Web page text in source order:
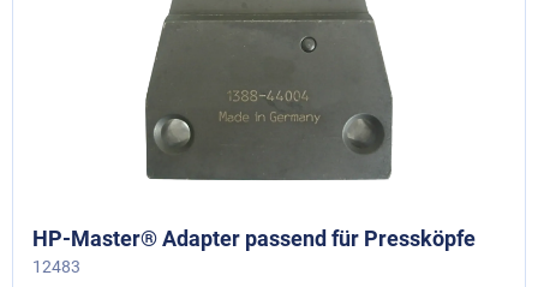
HP-Master® Adapter passend für Pressköpfe
12483